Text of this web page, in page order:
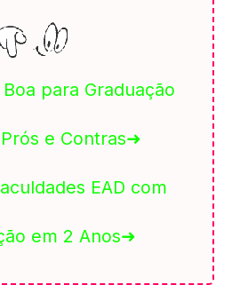
para Graduação
Prós e Contras➜
EAD com
em 2 Anos➜